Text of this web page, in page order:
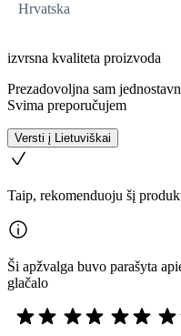
Hrvatska
izvrsna kvaliteta proizvoda
Prezadovoljna sam
Svima preporučujem
Versti į Lietuviškai
Taip, rekomenduoju šį
Ši apžvalga buvo parašyta
glačalo